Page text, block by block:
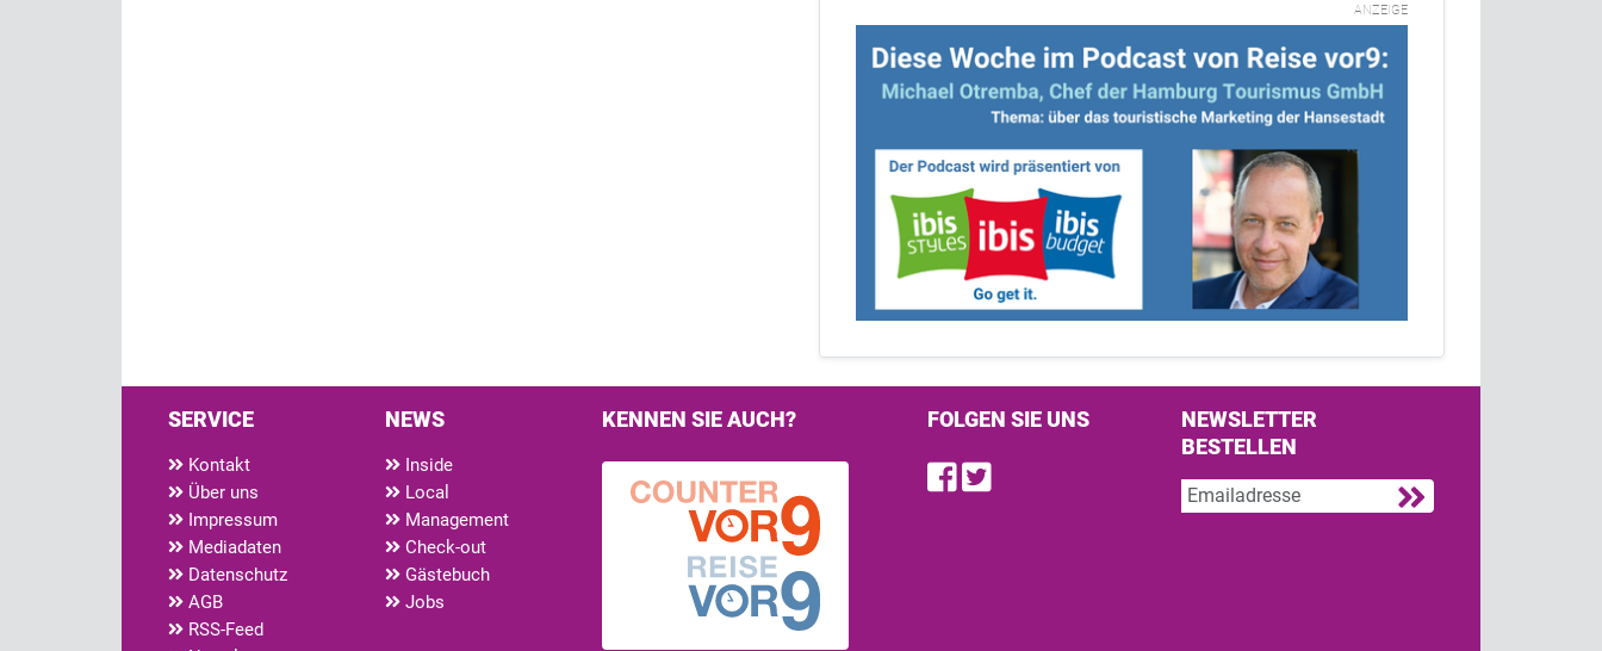
ANZEIGE
SERVICE
Kontakt
Über uns
Impressum
Mediadaten
Datenschutz
AGB
RSS-Feed
NEWS
Inside
Local
Management
Check-out
Gästebuch
Jobs
KENNEN SIE AUCH? FOLGEN SIE UNS
Find us on Facebook
Follow us on Twitter
NEWSLETTER
BESTELLEN